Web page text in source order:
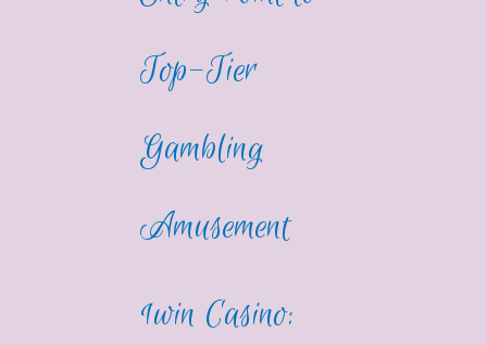
Top-Tier
Gambling
Amusement
1win Casino: